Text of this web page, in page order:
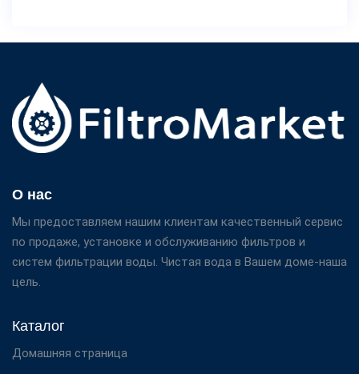
О нас
Мы предоставляем нашим клиентам качественный сервис
по продаже, установке и обслуживанию фильтров и
систем фильтрации воды. Чистая вода в Вашем доме-наша
цель.
Каталог
Домашняя страница